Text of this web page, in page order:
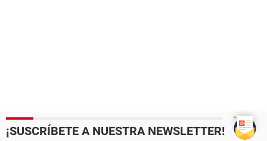
¡SUSCRÍBETE A NUESTRA NEWSLETTER!